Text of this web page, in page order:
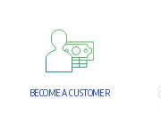
BECOMEACUSTOMER